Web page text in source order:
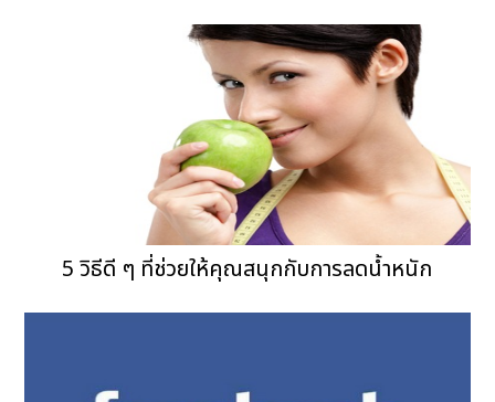
5 วิธีดี ๆ ที่ช่วยให้คุณสนุกกับการลดน้ำหนัก